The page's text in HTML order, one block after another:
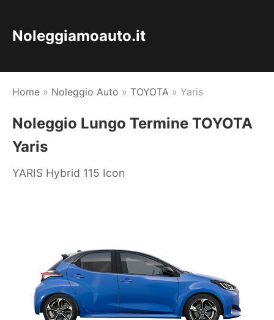
Noleggiamoauto.it
Home » Noleggio Auto » TOYOTA » Yaris
Noleggio Lungo Termine TOYOTA
Yaris
YARIS Hybrid 115 Icon